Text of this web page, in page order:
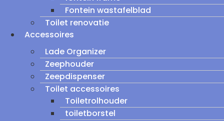
Fontein wastafelblad
Toilet renovatie
Accessoires
Lade Organizer
Zeephouder
Zeepdispenser
Toilet accessoires
Toiletrolhouder
toiletborstel